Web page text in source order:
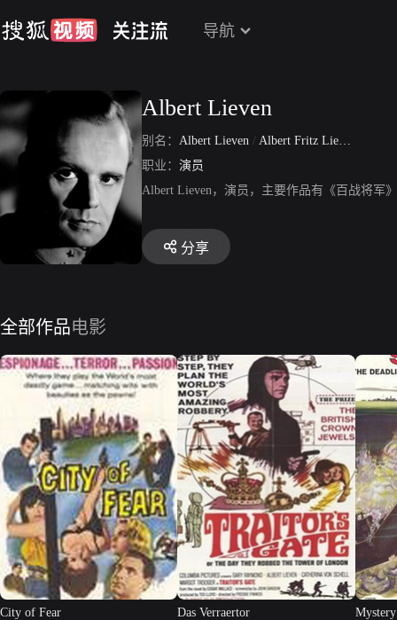
导航
Albert Lieven
别名： Albert Lieven / Albert Fritz Lievin Lievin
职业： 演员
Albert Lieven，演员，主要作品有《百战将军
分享
全部作品电影
City of Fear
Das Verraertor